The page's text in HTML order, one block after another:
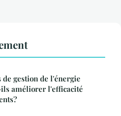
gestion de l'énergie
améliorer l'efficacité